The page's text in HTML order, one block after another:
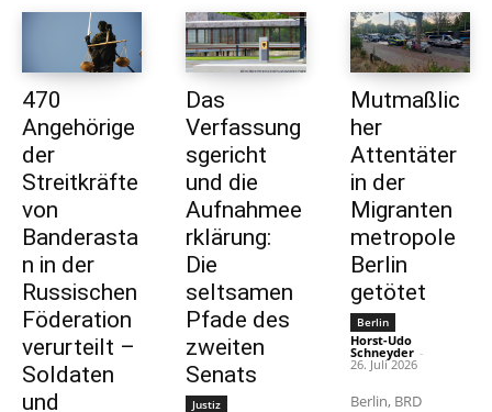
470
Angehörige
der
Streitkräfte
von
Banderasta
n in der
Russischen
Föderation
verurteilt –
Soldaten
und
Das
Verfassung
sgericht
und die
Aufnahmee
rklärung:
Die
seltsamen
Pfade des
zweiten
Senats
Justiz
Mutmaßlic
her
Attentäter
in der
Migranten
metropole
Berlin
getötet
Berlin
Horst-Udo
Schneyder -
26. Juli 2026
Berlin, BRD